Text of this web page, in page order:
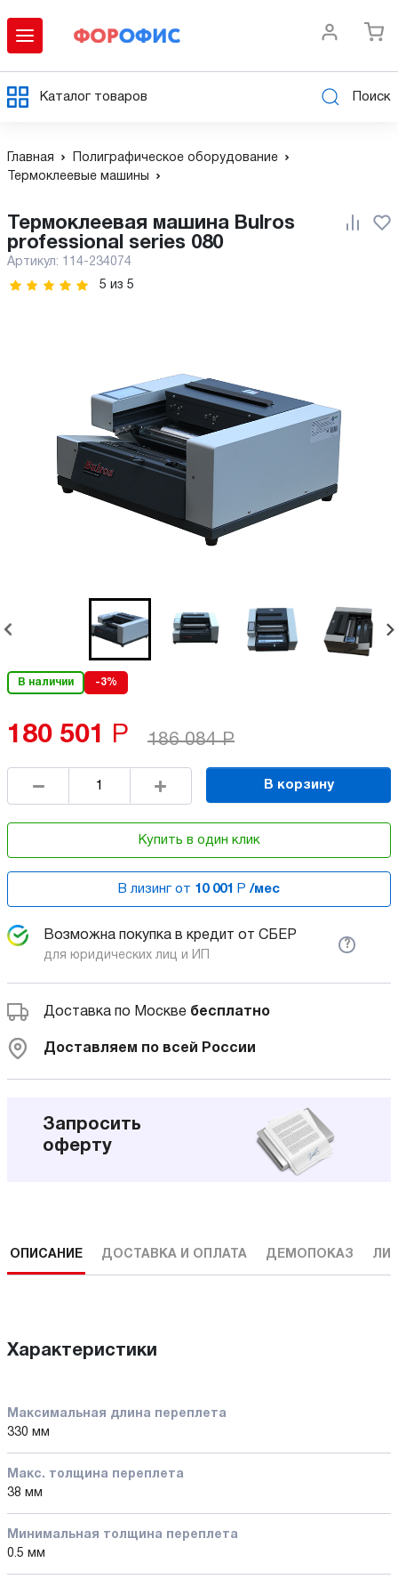
Каталог товаров Поиск
Главная
Полиграфическое оборудование
Термоклеевые машины
professional series 080
Артикул: 114-234074
5 из 5
В наличии -3%
180 501 Р 186 084 Р
В корзину
Купить в один клик
В лизинг от 10 001 Р /мес
Возможна покупка в кредит от СБЕР
для юридических лиц и ИП
?
Доставка по Москве бесплатно
Доставляем по всей России
Запросить
оферту
ОПИСАНИЕ ДОСТАВКА И ОПЛАТА ДЕМОПОКАЗ
Характеристики
Максимальная длина переплета
330 мм
Макс. толщина переплета
38 мм
Минимальная толщина переплета
0.5 мм